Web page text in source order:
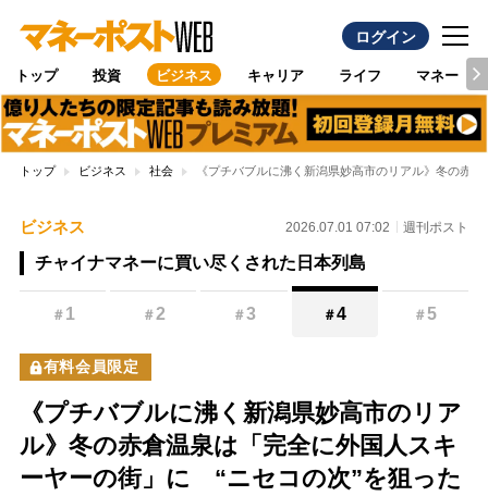
ログイン
トップ 投資 ビジネス キャリア ライフ マネー
トップ ビジネス 社会 《プチバブルに沸く新潟県妙高市のリアル》冬の赤
ビジネス 2026.07.01 07:02 週刊ポスト
チャイナマネーに買い尽くされた日本列島
＃ 1 ＃2 ＃3 ＃4 ＃5
有料会員限定
《プチバブルに沸く新潟県妙高市のリア
ル》冬の赤倉温泉は「完全に外国人スキ
ーヤーの街」に “ニセコの次”を狙った